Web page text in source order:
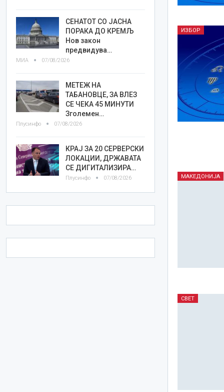
ИЗБОР
МАКЕДОНИЈА
СВЕТ
СЕНАТОТ СО ЈАСНА
ПОРАКА ДО КРЕМЉ
Нов закон
предвидува…
МИА 07/08/2026
МЕТЕЖ НА
ТАБАНОВЦЕ, ЗА ВЛЕЗ
СЕ ЧЕКА 45 МИНУТИ
Зголемен…
Плусинфо 07/08/2026
КРАЈ ЗА 20 СЕРВЕРСКИ
ЛОКАЦИИ, ДРЖАВАТА
СЕ ДИГИТАЛИЗИРА…
Плусинфо 07/08/2026